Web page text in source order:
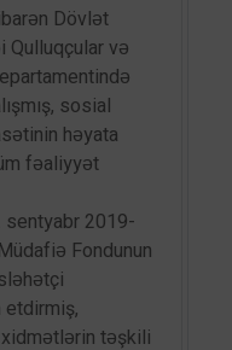
Dövlət
Qulluqçular və
sosial
həyata
fəaliyyət
2019-
Fondunun
təşkili